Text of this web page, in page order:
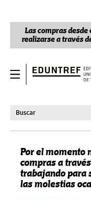
Las compras
realizarse a través
Por el momento
compras a
trabajando para
las molestias